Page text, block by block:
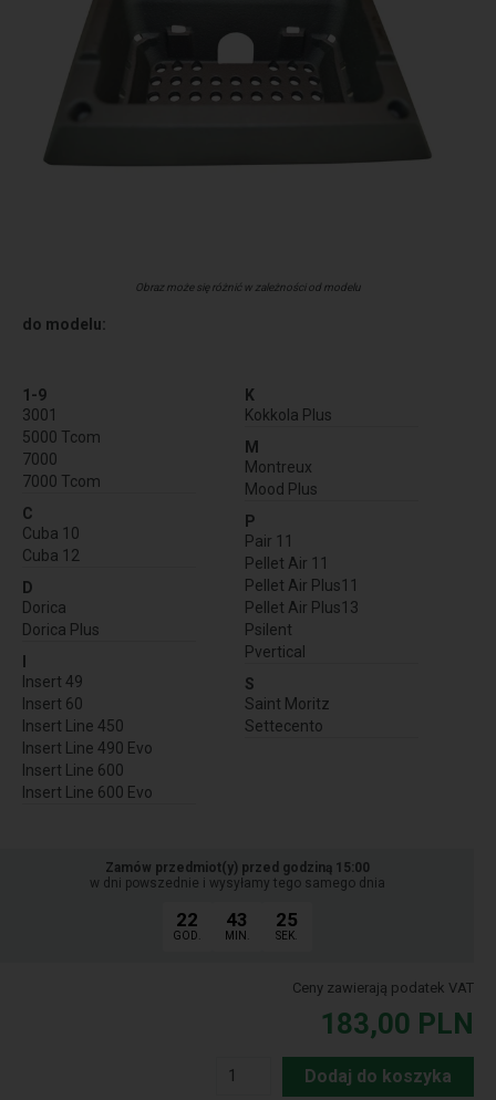
Obraz może się różnić w zależności od modelu
do modelu:
1-9
3001
5000 Tcom
7000
7000 Tcom
C
Cuba 10
Cuba 12
D
Dorica
Dorica Plus
I
Insert 49
Insert 60
Insert Line 450
Insert Line 490 Evo
Insert Line 600
Insert Line 600 Evo
K
Kokkola Plus
M
Montreux
Mood Plus
P
Pair 11
Pellet Air 11
Pellet Air Plus11
Pellet Air Plus13
Psilent
Pvertical
S
Saint Moritz
Settecento
Zamów przedmiot(y) przed godziną 15:00
w dni powszednie i wysyłamy tego samego dnia
22
GOD.
43
MIN.
24
SEK.
Ceny zawierają podatek VAT
183,00 PLN
Dodaj do koszyka